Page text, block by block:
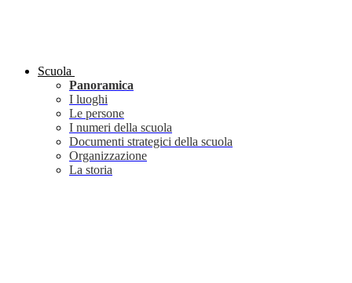
Scuola
Panoramica
I luoghi
Le persone
I numeri della scuola
Documenti strategici della scuola
Organizzazione
La storia